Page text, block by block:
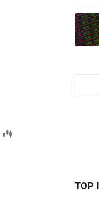
TOP